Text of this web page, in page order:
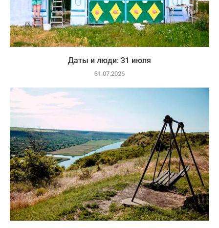
Даты и люди: 31 июля
31.07.2026